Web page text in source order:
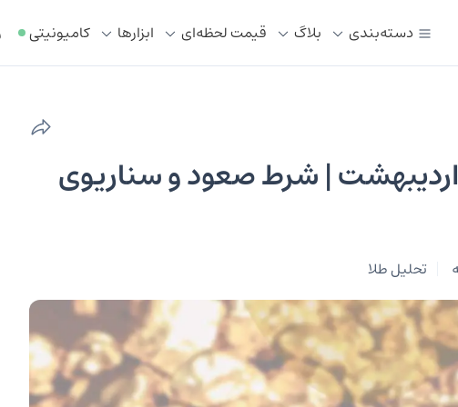
دسته‌بندی بلاگ قیمت لحظه‌ای ابزار‌ها کامیونیتی
تحلیل انس جهانی طلا ۲۲ اردیبهشت | شرط صعود و سناریوی
تحلیل طلا